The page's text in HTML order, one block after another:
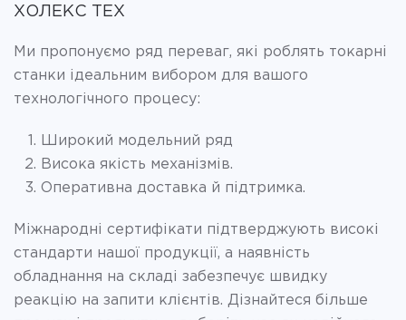
ХОЛЕКС ТЕХ
Ми пропонуємо ряд переваг, які роблять токарні
станки ідеальним вибором для вашого
технологічного процесу:
Широкий модельний ряд
Висока якість механізмів.
Оперативна доставка й підтримка.
Міжнародні сертифікати підтверджують високі
стандарти нашої продукції, а наявність
обладнання на складі забезпечує швидку
реакцію на запити клієнтів. Дізнайтеся більше